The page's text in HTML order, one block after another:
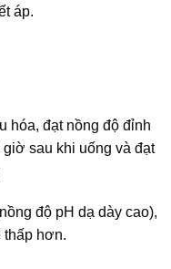
áp.
hóa, đạt nồng độ đỉnh
sau khi uống và đạt
độ pH dạ dày cao),
thấp hơn.